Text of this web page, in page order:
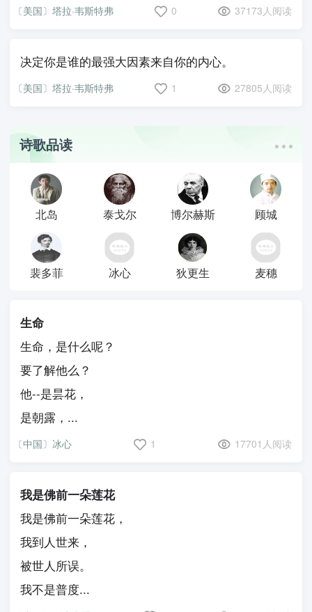
〔美国〕塔拉·韦斯特弗 0 37173人阅读
决定你是谁的最强大因素来自你的内心。
〔美国〕塔拉·韦斯特弗 1 27805人阅读
诗歌品读
北岛 泰戈尔 博尔赫斯 顾城
裴多菲 冰心 狄更生 麦穗
生命
生命，是什么呢？
要了解他么？
他--是昙花，
是朝露，...
〔中国〕冰心 1 17701人阅读
我是佛前一朵莲花
我是佛前一朵莲花，
我到人世来，
被世人所误。
我不是普度...